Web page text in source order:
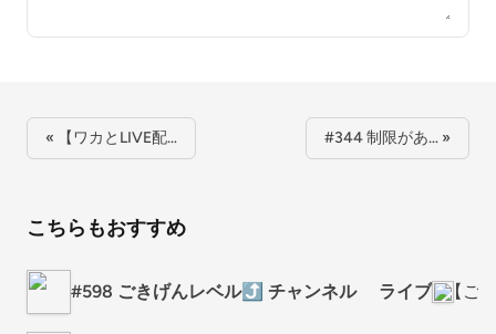
« 【ワカとLIVE配… #344 制限があ… »
こちらもおすすめ
#598 ごきげんレベル⤴️ チャンネル ライブ 【ご